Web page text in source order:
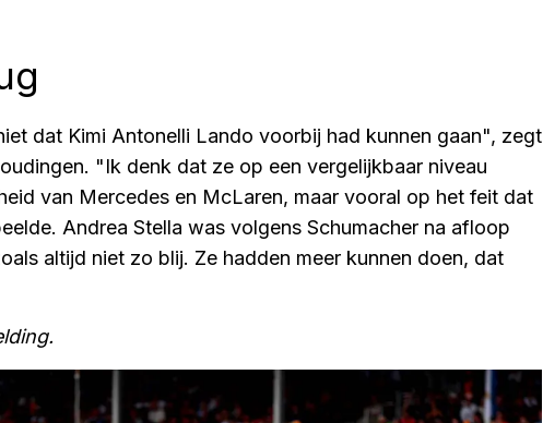
dat Kimi Antonelli Lando voorbij had kunnen gaan", zegt
"Ik denk dat ze op een vergelijkbaar niveau
van Mercedes en McLaren, maar vooral op het feit dat
Andrea Stella was volgens Schumacher na afloop
altijd niet zo blij. Ze hadden meer kunnen doen, dat